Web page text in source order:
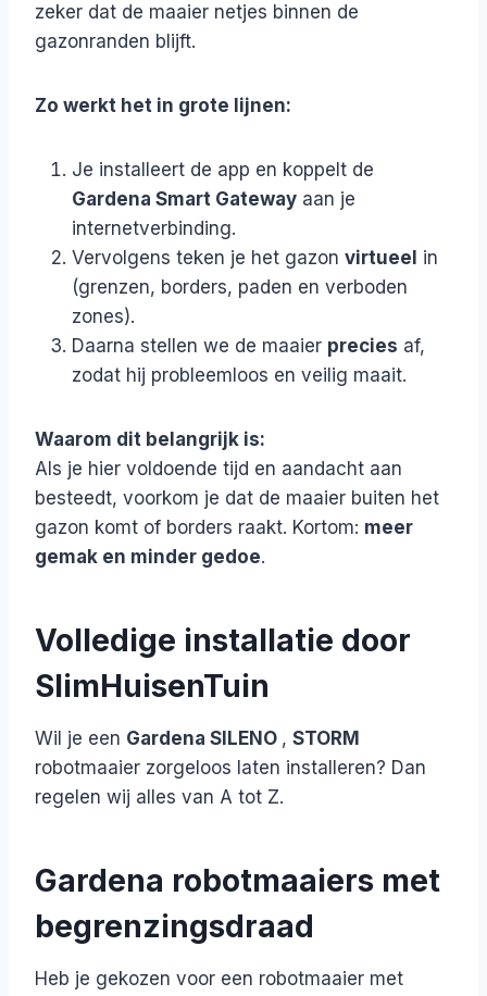
zeker dat de maaier netjes binnen de
gazonranden blijft.
Zo werkt het in grote lijnen:
Je installeert de app en koppelt de
Gardena Smart Gateway aan je
internetverbinding.
Vervolgens teken je het gazon virtueel in
(grenzen, borders, paden en verboden
zones).
Daarna stellen we de maaier precies af,
zodat hij probleemloos en veilig maait.
Waarom dit belangrijk is:
Als je hier voldoende tijd en aandacht aan
besteedt, voorkom je dat de maaier buiten het
gazon komt of borders raakt. Kortom: meer
gemak en minder gedoe.
Volledige installatie door
SlimHuisenTuin
Wil je een Gardena SILENO , STORM
robotmaaier zorgeloos laten installeren? Dan
regelen wij alles van A tot Z.
Gardena robotmaaiers met
begrenzingsdraad
Heb je gekozen voor een robotmaaier met